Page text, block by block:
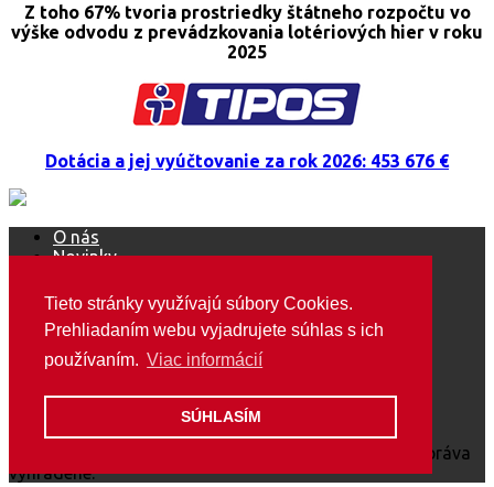
Tieto stránky využívajú súbory Cookies.
Prehliadaním webu vyjadrujete súhlas s ich
používaním. Viac informácií
SÚHLASÍM
Z toho 67% tvoria prostriedky štátneho rozpočtu vo
výške odvodu z prevádzkovania lotériových hier v roku
2025
Dotácia a jej vyúčtovanie za rok 2026: 453 676 €
O nás
Novinky
Mediálne výstupy
Podujatia
Marketing / média
Ako pomôcť?
GDPR
Copyright © 2018 Special Olympics Slovakia. Všetky práva
vyhradené.